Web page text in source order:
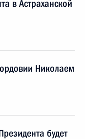
в Астраханской
Николаем
будет